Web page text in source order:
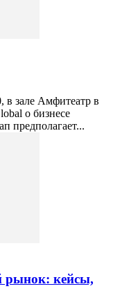
в зале Амфитеатр в
о бизнесе
предполагает...
рынок: кейсы,